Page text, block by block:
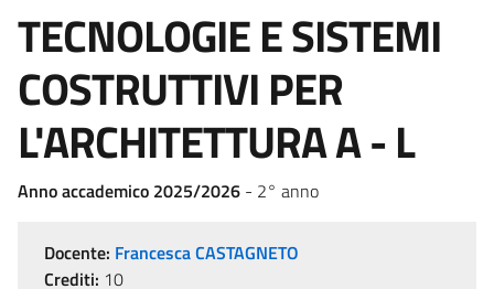
TECNOLOGIE E SISTEMI
COSTRUTTIVI PER
L'ARCHITETTURA A - L
Anno accademico 2025/2026 - 2° anno
Docente: Francesca CASTAGNETO
Crediti: 10